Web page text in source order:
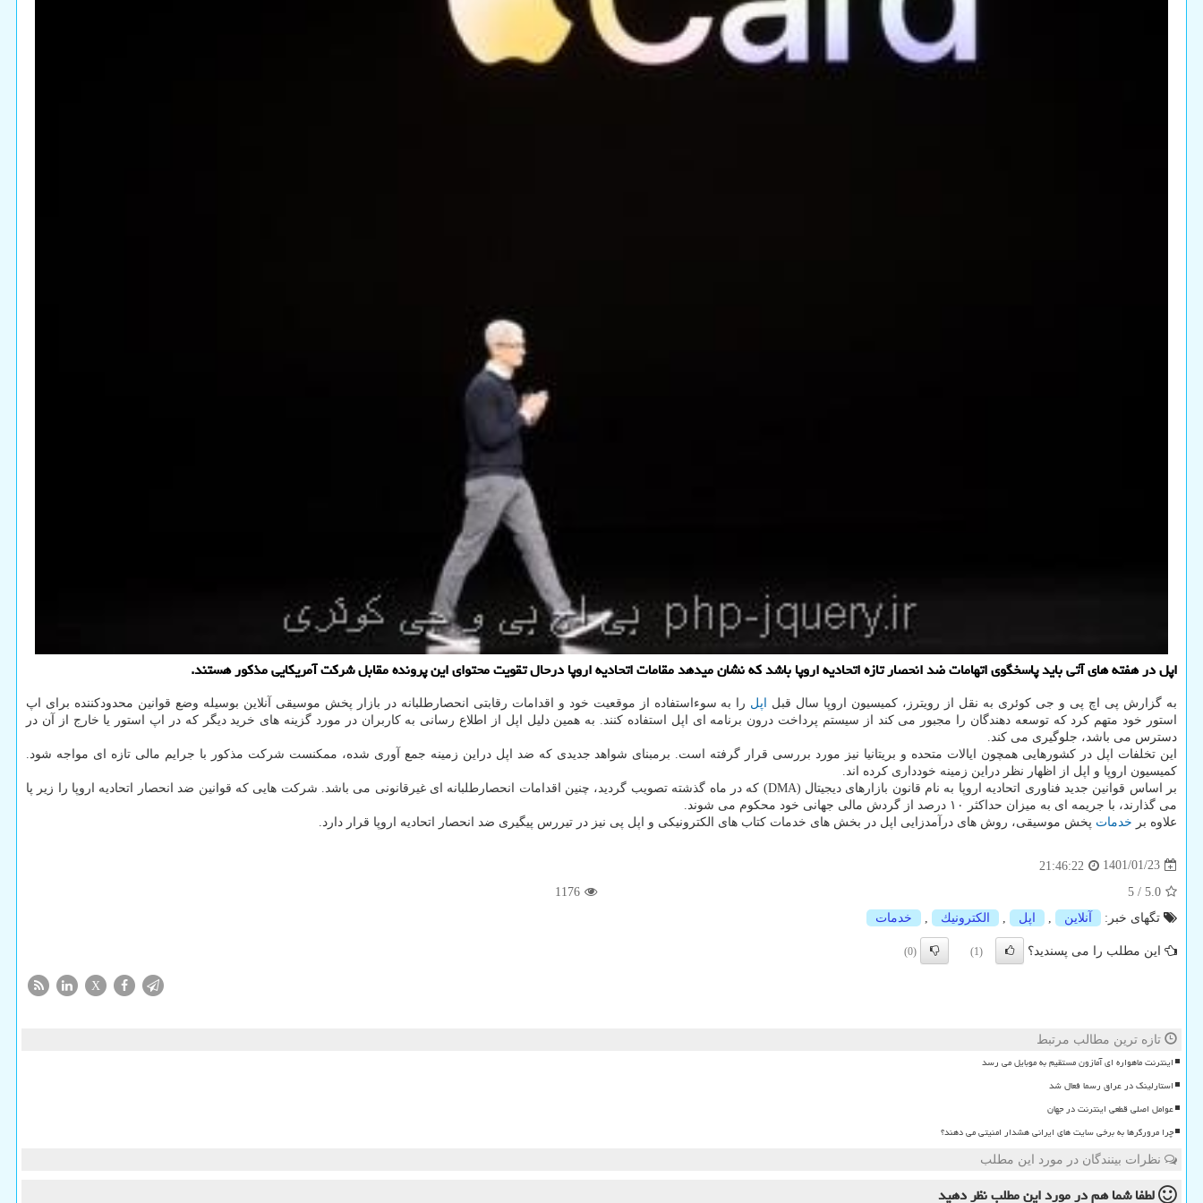
اپل در هفته های آتی باید پاسخگوی اتهامات ضد انحصار تازه اتحادیه اروپا باشد که نشان میدهد مقامات اتحادیه اروپا درحال تقویت محتوای این پرونده مقابل شرکت آمریکایی مذکور هستند.
به گزارش پی اچ پی و جی کوئری به نقل از رویترز، کمیسیون اروپا سال قبل اپل را به سوءاستفاده از موقعیت خود و اقدامات رقابتی انحصارطلبانه در بازار پخش موسیقی آنلاین بوسیله وضع قوانین محدودکننده برای اپ
استور خود متهم کرد که توسعه دهندگان را مجبور می کند از سیستم پرداخت درون برنامه ای اپل استفاده کنند. به همین دلیل اپل از اطلاع رسانی به کاربران در مورد گزینه های خرید دیگر که در اپ استور یا خارج از آن در
دسترس می باشد، جلوگیری می کند.
این تخلفات اپل در کشورهایی همچون ایالات متحده و بریتانیا نیز مورد بررسی قرار گرفته است. برمبنای شواهد جدیدی که ضد اپل دراین زمینه جمع آوری شده، ممکنست شرکت مذکور با جرایم مالی تازه ای مواجه شود.
کمیسیون اروپا و اپل از اظهار نظر دراین زمینه خودداری کرده اند.
بر اساس قوانین جدید فناوری اتحادیه اروپا به نام قانون بازارهای دیجیتال (DMA) که در ماه گذشته تصویب گردید، چنین اقدامات انحصارطلبانه ای غیرقانونی می باشد. شرکت هایی که قوانین ضد انحصار اتحادیه اروپا را زیر پا
می گذارند، با جریمه ای به میزان حداکثر ۱۰ درصد از گردش مالی جهانی خود محکوم می شوند.
علاوه بر خدمات پخش موسیقی، روش های درآمدزایی اپل در بخش های خدمات کتاب های الکترونیکی و اپل پی نیز در تیررس پیگیری ضد انحصار اتحادیه اروپا قرار دارد.
1401/01/23
21:46:22
5.0
/
5
1176
تگهای خبر:
آنلاین , اپل , الكترونیك , خدمات
این مطلب را می پسندید؟ (1)
(0)
X
تازه ترین مطالب مرتبط
اینترنت ماهواره ای آمازون مستقیم به موبایل می رسد
استارلینک در عراق رسما فعال شد
عوامل اصلی قطعی اینترنت در جهان
چرا مرورگرها به برخی سایت های ایرانی هشدار امنیتی می دهند؟
نظرات بینندگان در مورد این مطلب
لطفا شما همدر مورد این مطلبنظر دهید